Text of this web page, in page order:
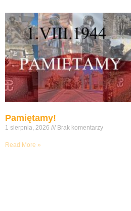
Pamiętamy!
1 sierpnia, 2026 Brak komentarzy
Read More »